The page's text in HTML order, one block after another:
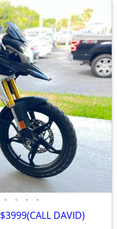
• • • •
DAVID)